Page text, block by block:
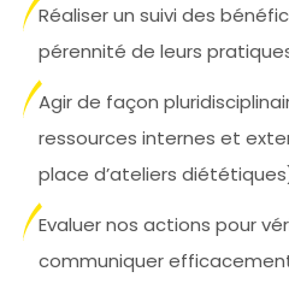
Réaliser un suivi des
pérennité de leurs
Agir de façon
ressources internes et
place d’ateliers
Evaluer nos actions pour
communiquer